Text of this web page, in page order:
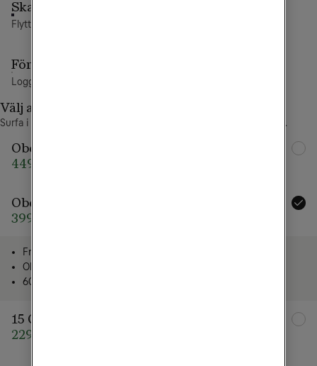
Skaffa ett nytt abonnemang
Flytta nummer eller välj ett nytt
Förnya ditt Tele2-abonnemang
Logga in för att fortsätta
Välj abonnemang
Surfa i Sveriges snabbaste 5G-nät. Täcker 99,9% av befolkningen.
Obegränsad Max
449 kr/mån
Obegränsad
399 kr/mån
Fria samtal och sms
Obegränsad surf i Sverige
60 GB surf i EU/EES
15 GB
229 kr/mån